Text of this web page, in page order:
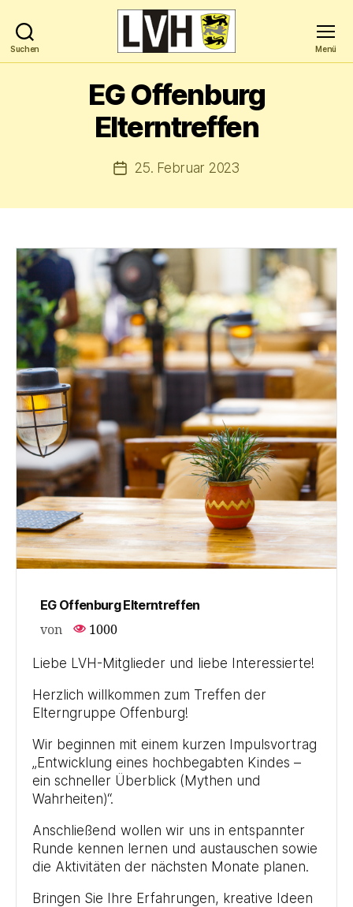
Suchen
Landesverband
Baden-
Württemberg
e.V.
Menü
EG Offenburg
Elterntreffen
Veröffentlichungsdatum
25. Februar 2023
EG Offenburg Elterntreffen
von
1000
Liebe LVH-Mitglieder und liebe Interessierte!
Herzlich willkommen zum Treffen der
Elterngruppe Offenburg!
Wir beginnen mit einem kurzen Impulsvortrag
„Entwicklung eines hochbegabten Kindes –
ein schneller Überblick (Mythen und
Wahrheiten)“.
Anschließend wollen wir uns in entspannter
Runde kennen lernen und austauschen sowie
die Aktivitäten der nächsten Monate planen.
Bringen Sie Ihre Erfahrungen, kreative Ideen